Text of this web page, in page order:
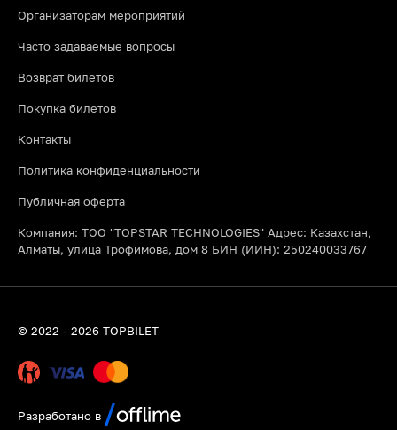
Организаторам мероприятий
Часто задаваемые вопросы
Возврат билетов
Покупка билетов
Контакты
Политика конфиденциальности
Публичная оферта
Компания: ТОО "TOPSTAR TECHNOLOGIES" Адрес: Казахстан,
Алматы, улица Трофимова, дом 8 БИН (ИИН): 250240033767
© 2022 - 2026 TOPBILET
Разработано в